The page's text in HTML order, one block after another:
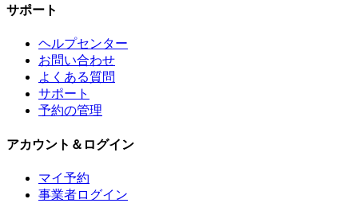
サポート
ヘルプセンター
お問い合わせ
よくある質問
サポート
予約の管理
アカウント＆ログイン
マイ予約
事業者ログイン